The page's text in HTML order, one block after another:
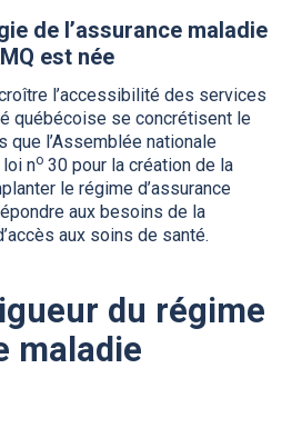
de l’assurance maladie
est née
l’accessibilité des services
québécoise se concrétisent le
que l’Assemblée nationale
no 30 pour la création de la
le régime d’assurance
aux besoins de la
aux soins de santé.
du régime
maladie